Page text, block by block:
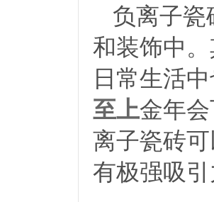
负离子瓷
和装饰中
日常生活
至上金年
离子瓷砖
有极强吸